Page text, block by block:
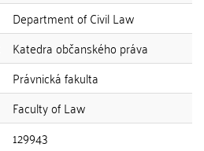
Department of Civil Law
Katedra občanského práva
Právnická fakulta
Faculty of Law
129943